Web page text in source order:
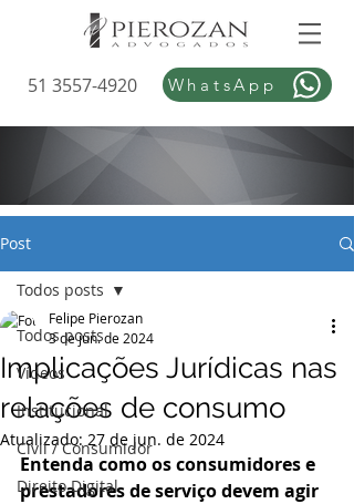
51 3557-4920 WhatsApp
Post
Todos posts
Vídeos
Institucional
Civil / Consumidor
Direito Digital
Todos posts
Implicações Jurídicas nas
relações de consumo
Felipe Pierozan
3 de jun. de 2024
Atualizado: 27 de jun. de 2024
Entenda como os consumidores e
prestadores de serviço devem agir